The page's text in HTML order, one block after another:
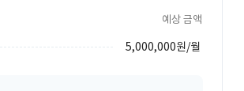
예상 금액
5,000,000원/월